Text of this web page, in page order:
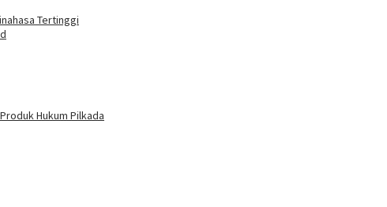
Tertinggi
Hukum Pilkada